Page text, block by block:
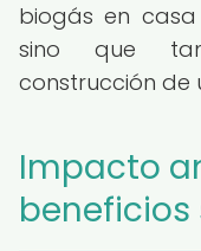
biogás en
sino que
construcción de
Impacto